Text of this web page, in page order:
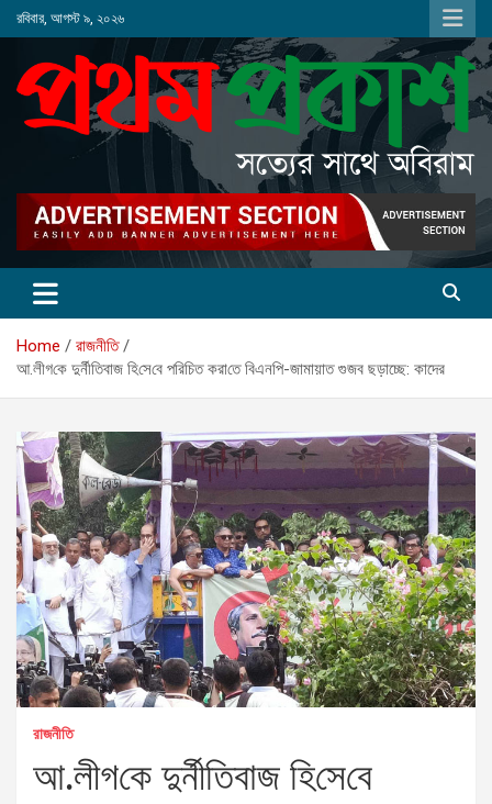
Skip
to
রবিবার, আগস্ট ৯, ২০২৬
Home
রাজনীতি
আ.লীগ‌কে দুর্নীতিবাজ হি‌সে‌বে প‌রি‌চিত করা‌তে বিএনপি-জামায়াত গুজব ছড়াচ্ছে: কাদের
রাজনীতি
আ.লীগ‌কে দুর্নীতিবাজ হি‌সে‌বে